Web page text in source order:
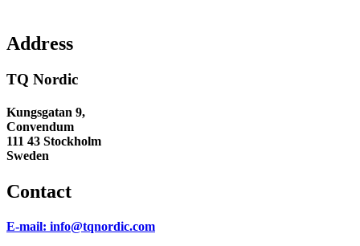
Address
TQ Nordic
Kungsgatan 9,
Convendum
111 43 Stockholm
Sweden
Contact
E-mail: info@tqnordic.com